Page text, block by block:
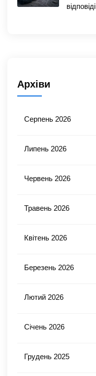
відповіді
Архіви
Серпень 2026
Липень 2026
Червень 2026
Травень 2026
Квітень 2026
Березень 2026
Лютий 2026
Січень 2026
Грудень 2025